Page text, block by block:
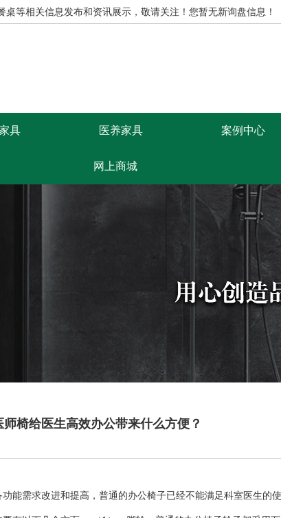
桌等相关信息发布和资讯展示，敬请关注！ 您暂无新询盘信息！
具 医养家具 案例中心
网上商城
康思源首页
医养家具
椅给医生高效办公带来什么方便？
能需求改进和提高，普通的办公椅子已经不能满足科室医生的